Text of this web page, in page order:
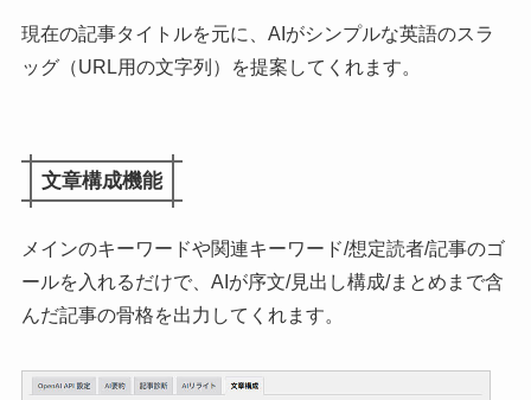
現在の記事タイトルを元に、AIがシンプルな英語のスラ
ッグ（URL用の文字列）を提案してくれます。
文章構成機能
メインのキーワードや関連キーワード/想定読者/記事のゴ
ールを入れるだけで、AIが序文/見出し構成/まとめまで含
んだ記事の骨格を出力してくれます。